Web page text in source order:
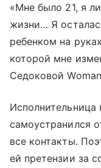
«Мне было 21, я
жизни… Я
ребенком на
которой мне
Седоковой
самоустранился
все контакты.
ей претензии за